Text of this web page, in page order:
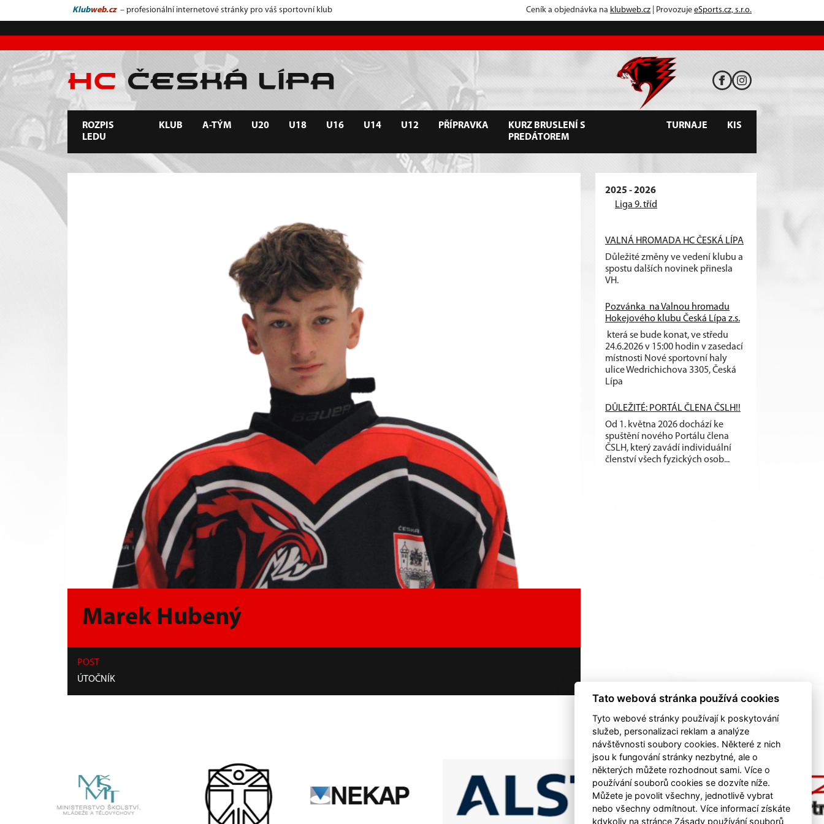
Klubweb.cz – profesionální internetové stránky pro váš sportovní klub Ceník a objednávka na klubweb.cz | Provozuje eSports.cz, s.r.o.
ROZPIS
LEDU
KLUB A-TÝM U20 U18 U16 U14 U12 PŘÍPRAVKA
KURZ BRUSLENÍ S
PREDÁTOREM
TURNAJE KIS
Marek Hubený
POST
ÚTOČNÍK
2025 - 2026
Liga 9. tříd
VALNÁ HROMADA HC ČESKÁ LÍPA
Důležité změny ve vedení klubu a
spostu dalších novinek přinesla
VH.
Pozvánka na Valnou hromadu
Hokejového klubu Česká Lípa z.s.
která se bude konat, ve středu
24.6.2026 v 15:00 hodin v zasedací
místnosti Nové sportovní haly
ulice Wedrichichova 3305, Česká
Lípa
DŮLEŽITÉ: PORTÁL ČLENA ČSLH!!
Od 1. května 2026 dochází ke
spuštění nového Portálu člena
ČSLH, který zavádí individuální
členství všech fyzických osob...
Tato webová stránka používá cookies
Tyto webové stránky používají k poskytování
služeb, personalizaci reklam a analýze
návštěvnosti soubory cookies. Některé z nich
jsou k fungování stránky nezbytné, ale o
některých můžete rozhodnout sami. Více o
používání souborů cookies se dozvíte níže.
Můžete je povolit všechny, jednotlivě vybrat
nebo všechny odmítnout. Více informací získáte
kdykoliv na stránce Zásady používání souborů